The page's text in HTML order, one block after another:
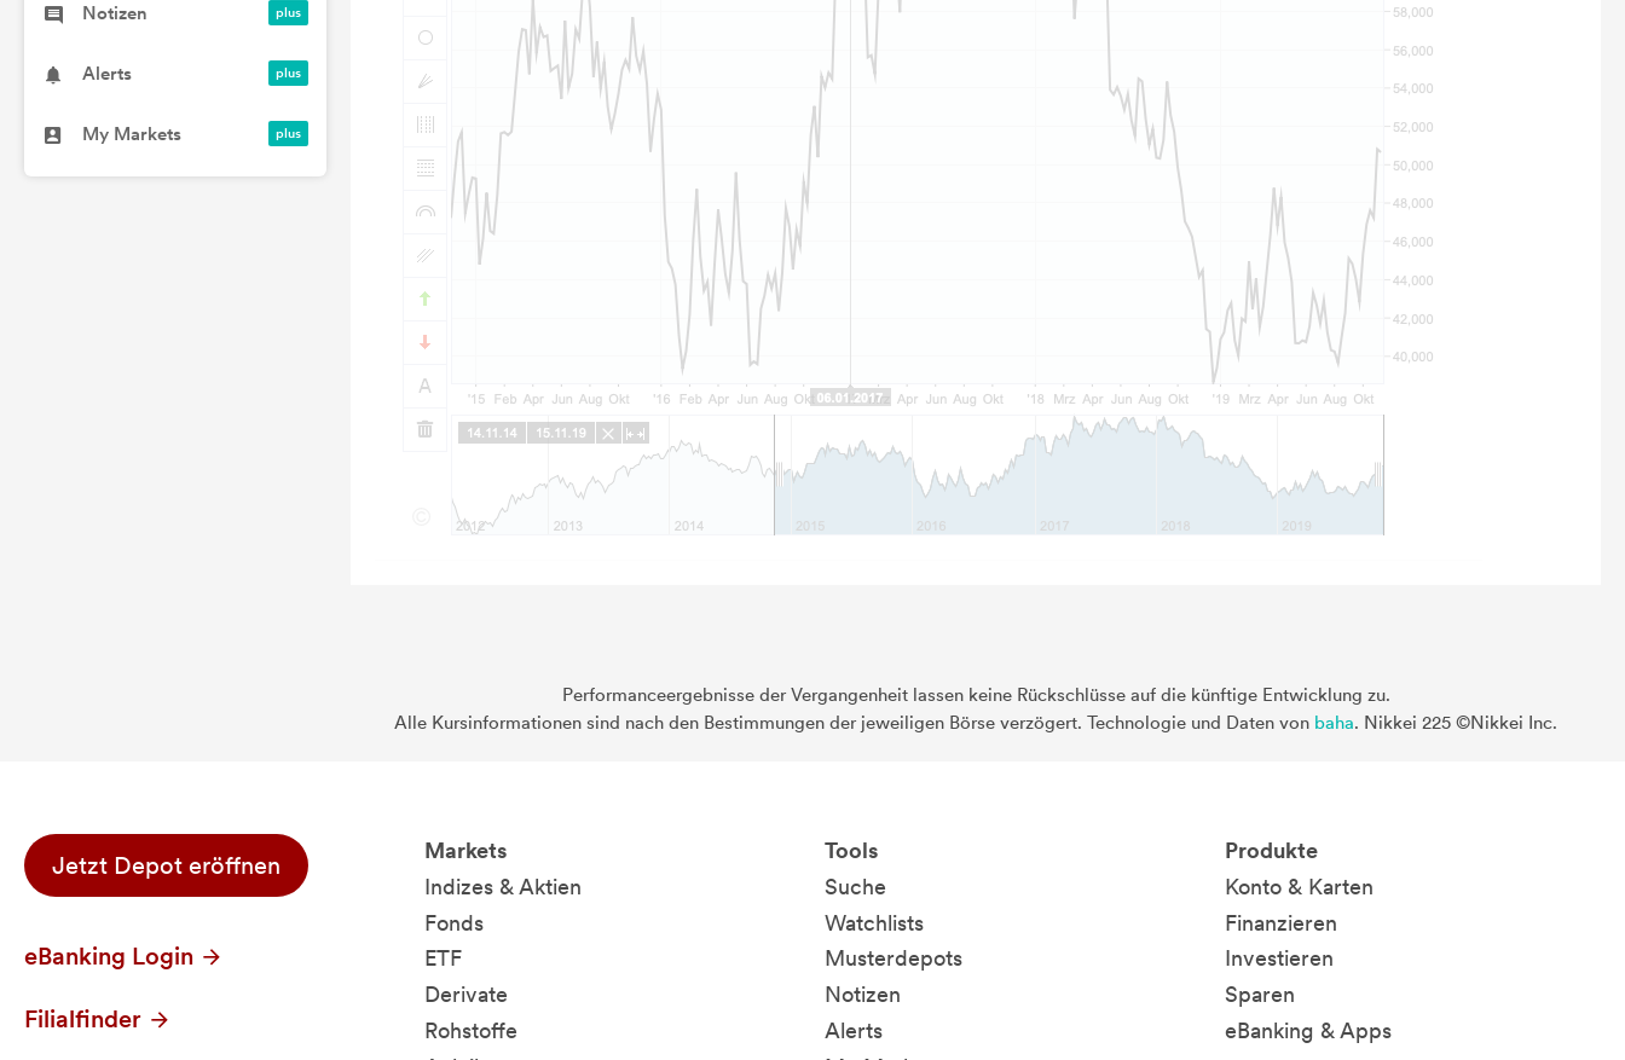
Notizen
Alerts
My Markets
Performanceergebnisse der Vergangenheit lassen keine Rückschlüsse auf die künftige Entwicklung zu.
Alle Kursinformationen sind nach den Bestimmungen der jeweiligen Börse verzögert. Technologie und Daten von baha. Nikkei 225 ©Nikkei Inc.
Jetzt Depot eröffnen
eBanking Login
Filialfinder
Markets
Indizes & Aktien
Fonds
ETF
Derivate
Rohstoffe
Tools
Suche
Watchlists
Musterdepots
Notizen
Alerts
Produkte
Konto & Karten
Finanzieren
Investieren
Sparen
eBanking & Apps